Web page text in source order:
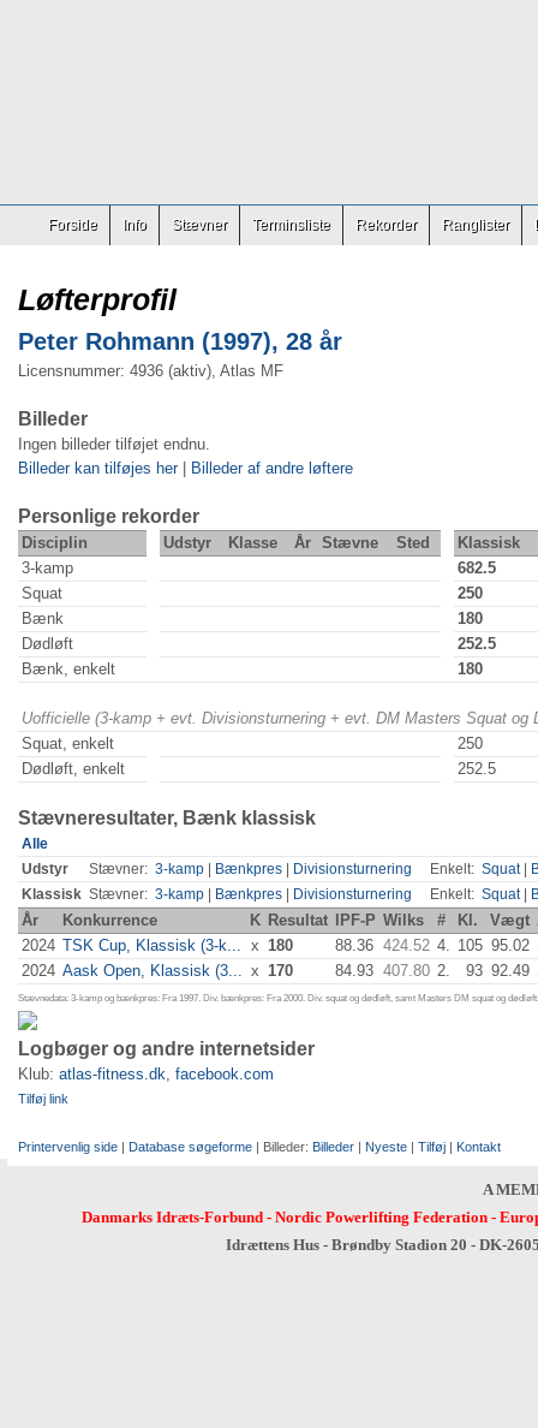
Forside Info Stævner Terminsliste Rekorder Ranglister
Løfterprofil
Peter Rohmann (1997), 28 år
Licensnummer: 4936 (aktiv), Atlas MF
Billeder
Ingen billeder tilføjet endnu.
Billeder kan tilføjes her| Billeder af andre løftere
Personlige rekorder
Disciplin Udstyr Klasse År Stævne Sted
Klassisk
3-kamp
682.5
Squat
250
Bænk
180
Dødløft
252.5
Bænk, enkelt
180
Uofficielle (3-kamp + evt. Divisionsturnering + evt. DM Masters Squat
Squat, enkelt
250
Dødløft, enkelt
252.5
Stævneresultater, Bænk klassisk
Alle
Udstyr
Stævner: 3-kamp Bænkpres Divisionsturnering Enkelt: Squat|
Klassisk Stævner: 3-kamp Bænkpres Divisionsturnering Enkelt: Squat|
År Konkurrence K Resultat IPF-P Wilks # Kl. Vægt
2024 TSK Cup, Klassisk (3-k... x 180 88.36 424.52 4. 105 95.02
2024 Aask Open, Klassisk (3... x 170 84.93 407.80 2. 93 92.49
Stævnedata: 3-kamp og bænkpres: Fra 1997. Div. bænkpres: Fra 2000. Div. squat og dødløft, samt Masters DM squat og
Logbøger og andre internetsider
Klub: atlas-fitness.dk, facebook.com
Tilføj link
Printervenlig side | Database søgeforme | Billeder: Billeder | Nyeste | Tilføj | Kontakt
A
Danmarks Idræts-Forbund- Nordic Powerlifting Federation-
Idrættens Hus - Brøndby Stadion 20 - DK-